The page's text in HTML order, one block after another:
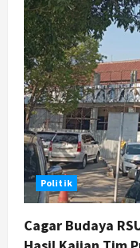
Politik
Cagar Budaya